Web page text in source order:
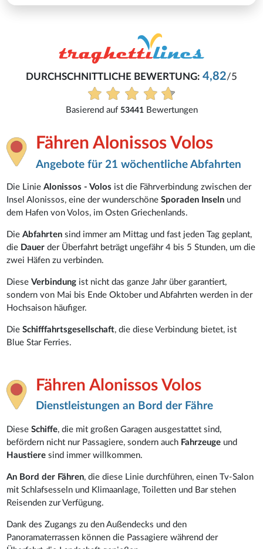
DURCHSCHNITTLICHE BEWERTUNG: 4,82/5
Basierend auf 53441Bewertungen
Fähren Alonissos Volos
Angebote für 21 wöchentliche Abfahrten
Die LinieAlonissos - Volos ist die Fährverbindung zwischen der
Insel Alonissos, eine der wunderschöneSporaden Inseln und
dem Hafen von Volos, im Osten Griechenlands.
DieAbfahrten sind immer am Mittag und fast jeden Tag geplant,
die Dauer der Überfahrt beträgt ungefähr 4 bis 5 Stunden, um die
zwei Häfen zu verbinden.
DieseVerbindung ist nicht das ganze Jahr über garantiert,
sondern von Mai bis Ende Oktober und Abfahrten werden in der
Hochsaison häufiger.
DieSchifffahrtsgesellschaft, die diese Verbindung bietet, ist
Blue Star Ferries.
Fähren Alonissos Volos
Dienstleistungen an Bord der Fähre
DieseSchiffe, die mit großen Garagen ausgestattet sind,
befördern nicht nur Passagiere, sondern auch Fahrzeuge und
Haustieresind immer willkommen.
An Bord der Fähren, die diese Linie durchführen, einen Tv-Salon
mit Schlafsesseln und Klimaanlage, Toiletten und Bar stehen
Reisenden zur Verfügung.
Dank des Zugangs zu den Außendecks und den
Panoramaterrassen können die Passagiere während der